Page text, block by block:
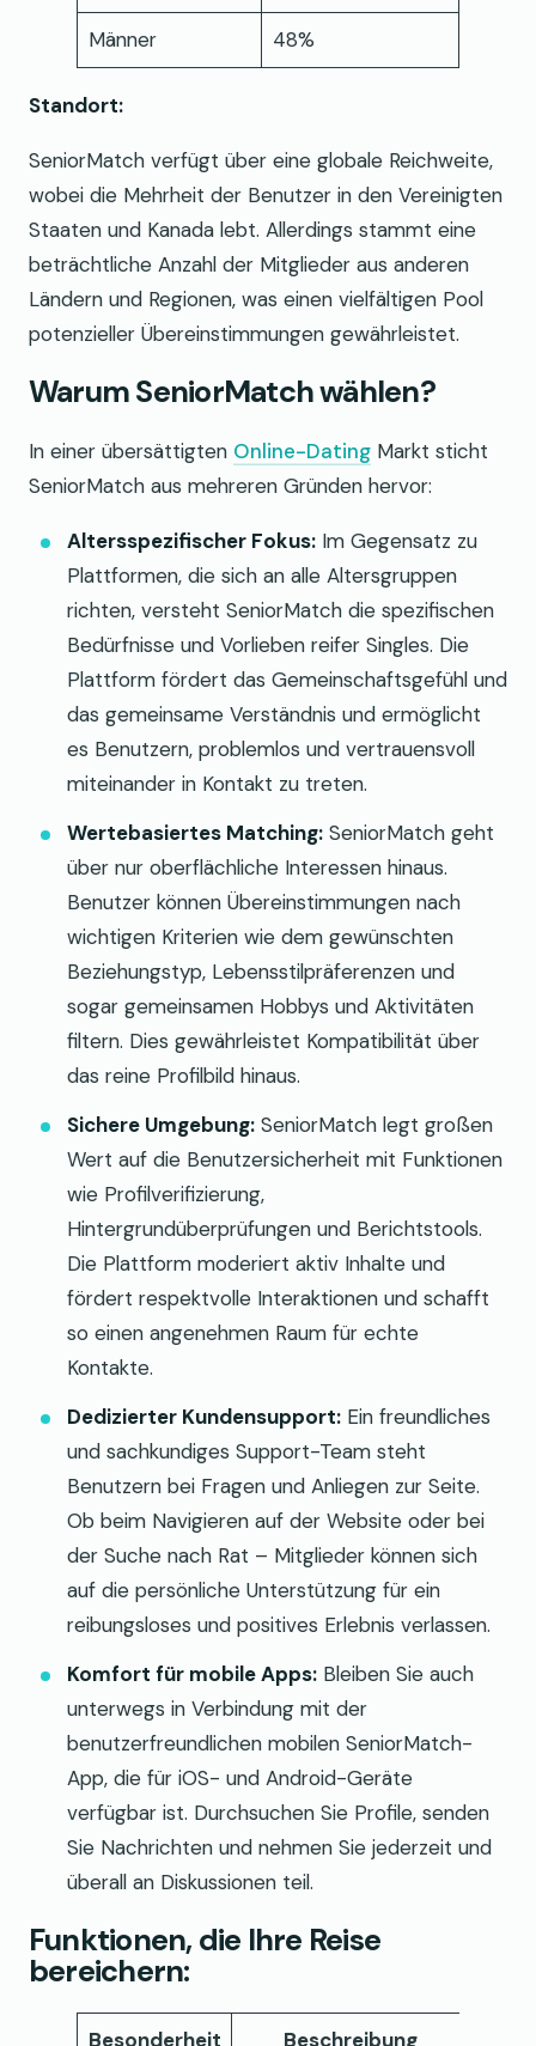
Männer 48%
Standort:
SeniorMatch verfügt über eine globale Reichweite,
wobei die Mehrheit der Benutzer in den Vereinigten
Staaten und Kanada lebt. Allerdings stammt eine
beträchtliche Anzahl der Mitglieder aus anderen
Ländern und Regionen, was einen vielfältigen Pool
potenzieller Übereinstimmungen gewährleistet.
Warum SeniorMatch wählen?
In einer übersättigten Online-Dating Markt sticht
SeniorMatch aus mehreren Gründen hervor:
Altersspezifischer Fokus: Im Gegensatz zu
Plattformen, die sich an alle Altersgruppen
richten, versteht SeniorMatch die spezifischen
Bedürfnisse und Vorlieben reifer Singles. Die
Plattform fördert das Gemeinschaftsgefühl und
das gemeinsame Verständnis und ermöglicht
es Benutzern, problemlos und vertrauensvoll
miteinander in Kontakt zu treten.
Wertebasiertes Matching: SeniorMatch geht
über nur oberflächliche Interessen hinaus.
Benutzer können Übereinstimmungen nach
wichtigen Kriterien wie dem gewünschten
Beziehungstyp, Lebensstilpräferenzen und
sogar gemeinsamen Hobbys und Aktivitäten
filtern. Dies gewährleistet Kompatibilität über
das reine Profilbild hinaus.
Sichere Umgebung: SeniorMatch legt großen
Wert auf die Benutzersicherheit mit Funktionen
wie Profilverifizierung,
Hintergrundüberprüfungen und Berichtstools.
Die Plattform moderiert aktiv Inhalte und
fördert respektvolle Interaktionen und schafft
so einen angenehmen Raum für echte
Kontakte.
Dedizierter Kundensupport: Ein freundliches
und sachkundiges Support-Team steht
Benutzern bei Fragen und Anliegen zur Seite.
Ob beim Navigieren auf der Website oder bei
der Suche nach Rat – Mitglieder können sich
auf die persönliche Unterstützung für ein
reibungsloses und positives Erlebnis verlassen.
Komfort für mobile Apps: Bleiben Sie auch
unterwegs in Verbindung mit der
benutzerfreundlichen mobilen SeniorMatch-
App, die für iOS- und Android-Geräte
verfügbar ist. Durchsuchen Sie Profile, senden
Sie Nachrichten und nehmen Sie jederzeit und
überall an Diskussionen teil.
Funktionen, die Ihre Reise
bereichern:
Besonderheit Beschreibung